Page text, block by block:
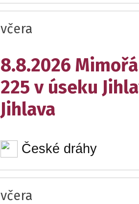
včera
8.8.2026
225 v úseku
Jihlava
České dráhy
včera